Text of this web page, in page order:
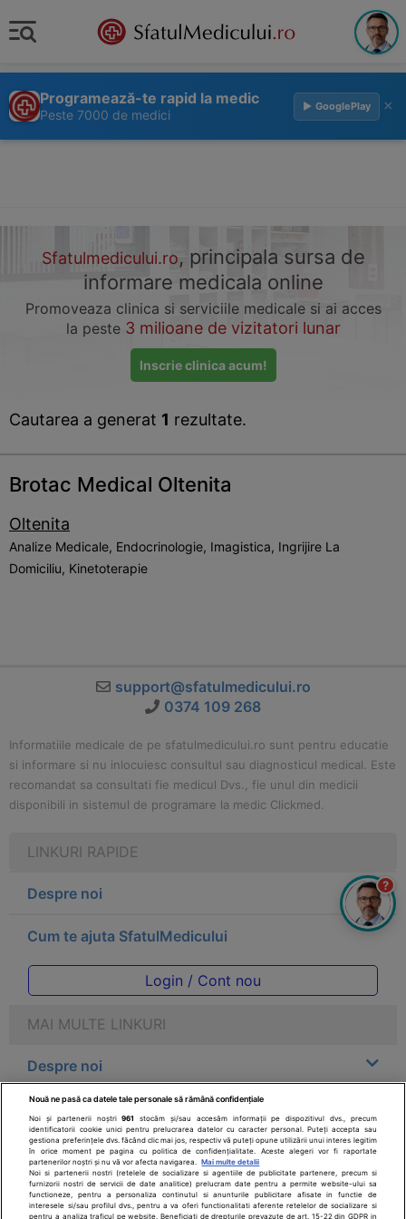
Programează-te rapid la medic
Peste 7000 de medici
▶ GooglePlay ×
Sfatulmedicului.ro, principala sursa de
informare medicala online
Promoveaza clinica si serviciile medicale si ai acces
la peste 3 milioane de vizitatori lunar
Inscrie clinica acum!
Cautarea a generat 1 rezultate.
Brotac Medical Oltenita
Oltenita
Analize Medicale, Endocrinologie, Imagistica, Ingrijire La
Domiciliu, Kinetoterapie
support@sfatulmedicului.ro
0374 109 268
Informatiile medicale de pe sfatulmedicului.ro sunt pentru educatie
si informare si nu inlocuiesc consultul sau diagnosticul medical. Este
recomandat sa consultati fie medicul Dvs., fie unul din medicii
disponibili in sistemul de programare la medic Clickmed.
LINKURI RAPIDE
Despre noi
Cum te ajuta SfatulMedicului
Login / Cont nou
MAI MULTE LINKURI
Despre noi
Legal
Drepturile consumatorului
Parteneri
?
Nouă ne pasă ca datele tale personale să rămână confidențiale
Noi și partenerii noștri961
stocăm și/sau accesăm informații pe dispozitivul dvs., precum
identificatorii cookie unici pentru prelucrarea datelor cu caracter personal. Puteți accepta sau
gestiona preferințele dvs. făcând clic mai jos, respectiv vă puteți opune utilizării unui interes legitim
în orice moment pe pagina cu politica de confidențialitate. Aceste alegeri vor fi raportate
partenerilor noștri și nu vă vor afecta navigarea.
Mai multe detalii
Noi si partenerii nostri (retelele de socializare si agentiile de publicitate partenere, precum si
furnizorii nostri de servicii de date analitice) prelucram date pentru a permite website-ului sa
functioneze, pentru a personaliza continutul si anunturile publicitare afisate in functie de
interesele si/sau profilul dvs., pentru a va oferi functionalitati aferente retelelor de socializare si
pentru a analiza traficul pe website. Beneficiati de drepturile prevazute de art. 15-22 din GDPR in